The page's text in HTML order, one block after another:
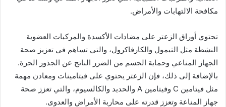
مكافحة الالتهابات والأمراض.
تحتوي أوراق الزعتر على مضادات الأكسدة والمركبات العضوية
النشطة مثل الثيمول والكارفاكرول، والتي تساهم في تعزيز صحة
الجهاز المناعي وحماية الجسم من الضرر الناتج عن الجذور الحرة.
بالإضافة إلى ذلك، فإن الزعتر يحتوي على فيتامينات ومعادن مهمة
مثل فيتامين C وفيتامين A والحديد والكالسيوم، والتي تعزز صحة
جهاز المناعة وتعزز قدرته على محاربة الأمراض والعدوى.